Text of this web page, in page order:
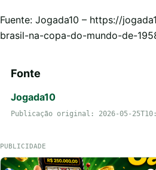
Fuente: Jogada10 – https://
brasil-na-copa-do-mundo-de-
Fonte
Jogada10
Publicação original: 2026-05-
PUBLICIDADE